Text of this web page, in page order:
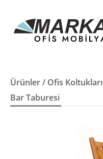
Ürünler/ Ofis Koltukları
Bar Taburesi